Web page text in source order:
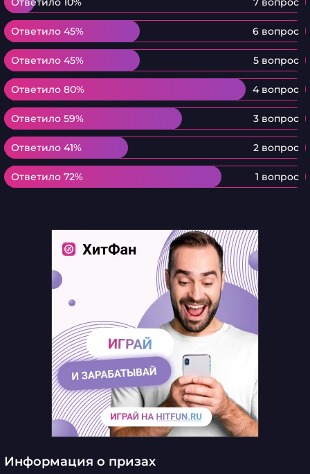
Ответило 45% 6 вопрос
Ответило 45%
Ответило 45% 5 вопрос
Ответило 45%
Ответило 80% 4 вопрос
Ответило 80%
Ответило 59% 3 вопрос
Ответило 59%
Ответило 41% 2 вопрос
Ответило 41%
Ответило 72% 1 вопрос
Ответило 72%
Информация о призах